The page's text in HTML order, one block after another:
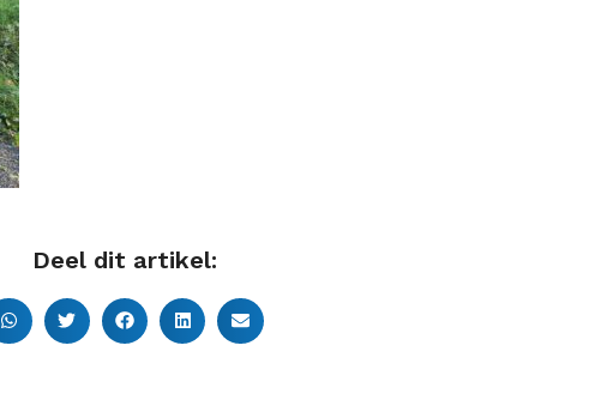
Deel dit artikel: